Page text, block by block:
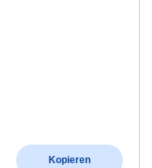
Kopieren